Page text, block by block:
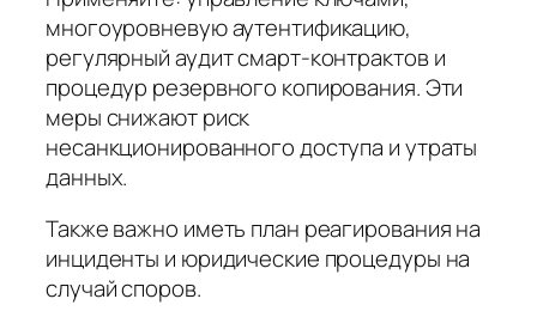
многоуровневую аутентификацию,
регулярный аудит смарт-контрактов и
процедур резервного копирования. Эти
меры снижают риск
несанкционированного доступа и утраты
данных.
Также важно иметь план реагирования на
инциденты и юридические процедуры на
случай споров.